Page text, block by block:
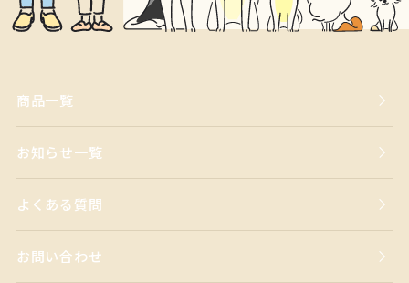
商品一覧
お知らせ一覧
よくある質問
お問い合わせ